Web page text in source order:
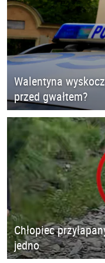
Walentyna
przed gwałtem?
Chłopiec
jedno